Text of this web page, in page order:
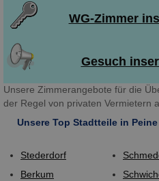
WG-Zimmer
Gesuch
Unsere Zimmerangebote für die
der Regel von privaten Vermietern
Unsere Top Stadtteile in Peine
Stederdorf
Berkum